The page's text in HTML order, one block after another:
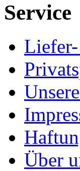
Service
Über